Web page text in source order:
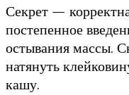
Секрет —
постепенное
остывания массы.
натянуть
кашу.